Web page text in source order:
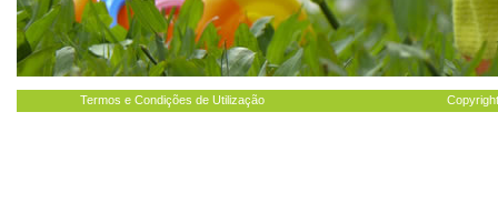
Termos e Condições de Utilização